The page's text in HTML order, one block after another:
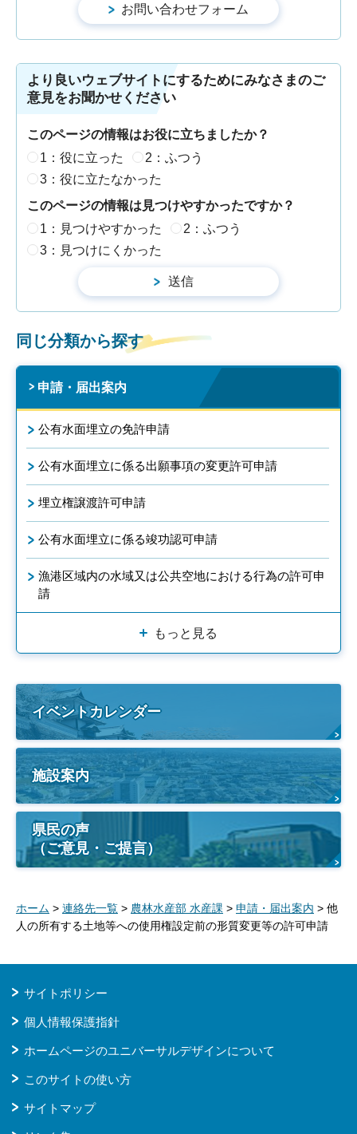
より良いウェブサイトにするためにみなさまのご
意見をお聞かせください
このページの情報はお役に立ちましたか？
1：役に立った
2：ふつう
3：役に立たなかった
このページの情報は見つけやすかったですか？
1：見つけやすかった
2：ふつう
3：見つけにくかった
同じ分類から探す
申請・届出案内
公有水面埋立の免許申請
公有水面埋立に係る出願事項の変更許可申請
埋立権譲渡許可申請
公有水面埋立に係る竣功認可申請
漁港区域内の水域又は公共空地における行為の許可申
請
もっと見る
イベントカレンダー
施設案内
県民の声
（ご意見・ご提言）
ホーム > 連絡先一覧 > 農林水産部 水産課 > 申請・届出案内 > 他
人の所有する土地等への使用権設定前の形質変更等の許可申請
サイトポリシー
個人情報保護指針
ホームページのユニバーサルデザインについて
このサイトの使い方
サイトマップ